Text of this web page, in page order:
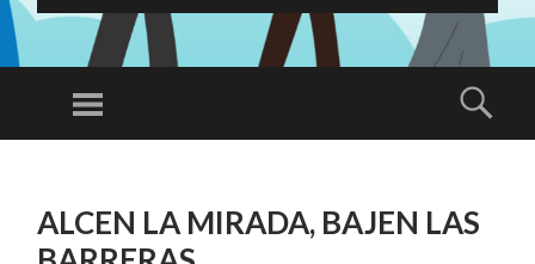
Menú
CONTENIDO
ALCEN LA MIRADA, BAJEN LAS